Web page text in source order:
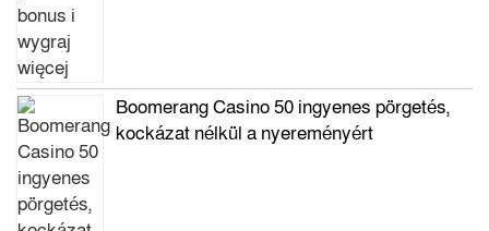
Boomerang Casino 50 ingyenes pörgetés,
kockázat nélkül a nyereményért